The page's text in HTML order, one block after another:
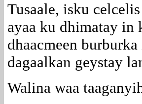
Tusaale, isku
ayaa ku dhimatay in
dhaacmeen
dagaalkan geystay
Walina waa